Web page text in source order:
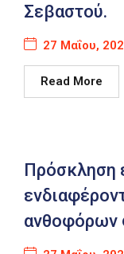
Σεβαστού.
27 Μαΐου,
Read More
Πρόσκληση
ανθοφόρων